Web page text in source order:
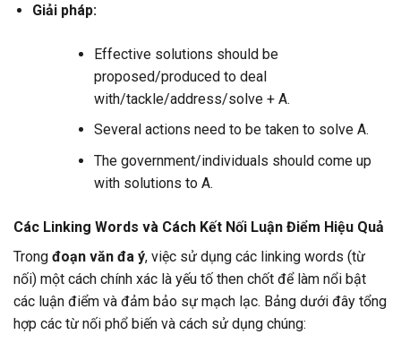
Giải pháp:
Effective solutions should be
proposed/produced to deal
with/tackle/address/solve + A.
Several actions need to be taken to solve A.
The government/individuals should come up
with solutions to A.
Các Linking Words và Cách Kết Nối Luận Điểm Hiệu Quả
Trong đoạn văn đa ý, việc sử dụng các linking words (từ
nối) một cách chính xác là yếu tố then chốt để làm nổi bật
các luận điểm và đảm bảo sự mạch lạc. Bảng dưới đây tổng
hợp các từ nối phổ biến và cách sử dụng chúng: